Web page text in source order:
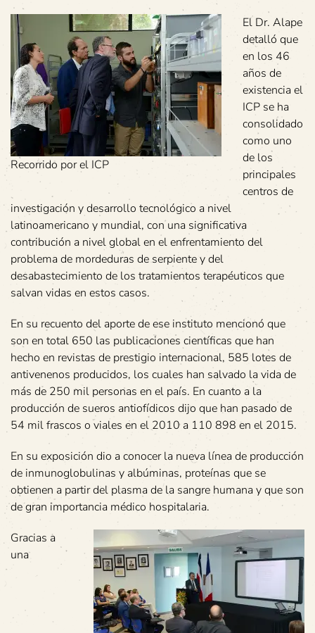
Recorrido por el ICP
El Dr. Alape
detalló que
en los 46
años de
existencia el
ICP se ha
consolidado
como uno
de los
principales
centros de
investigación y desarrollo tecnológico a nivel
latinoamericano y mundial, con una significativa
contribución a nivel global en el enfrentamiento del
problema de mordeduras de serpiente y del
desabastecimiento de los tratamientos terapéuticos que
salvan vidas en estos casos.
En su recuento del aporte de ese instituto mencionó que
son en total 650 las publicaciones científicas que han
hecho en revistas de prestigio internacional, 585 lotes de
antivenenos producidos, los cuales han salvado la vida de
más de 250 mil personas en el país. En cuanto a la
producción de sueros antiofídicos dijo que han pasado de
54 mil frascos o viales en el 2010 a 110 898 en el 2015.
En su exposición dio a conocer la nueva línea de producción
de inmunoglobulinas y albúminas, proteínas que se
obtienen a partir del plasma de la sangre humana y que son
de gran importancia médico hospitalaria.
Gracias a
una